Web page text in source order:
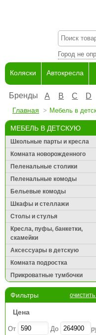
Город не
Коляски Автокресла
Бренды A B C D
Главная Мебель в
МЕБЕЛЬ В ДЕТСКУЮ
Школьные парты и кресла
Комната новорожденного
Пеленальные столики
Пеленальные комоды
Бельевые комоды
Шкафы и стеллажи
Столы и стулья
Кресла, пуфы, банкетки,
скамейки
Аксессуары в детскую
Комната подростка
Прикроватные тумбочки
Фильтры очистить
Цена
От До